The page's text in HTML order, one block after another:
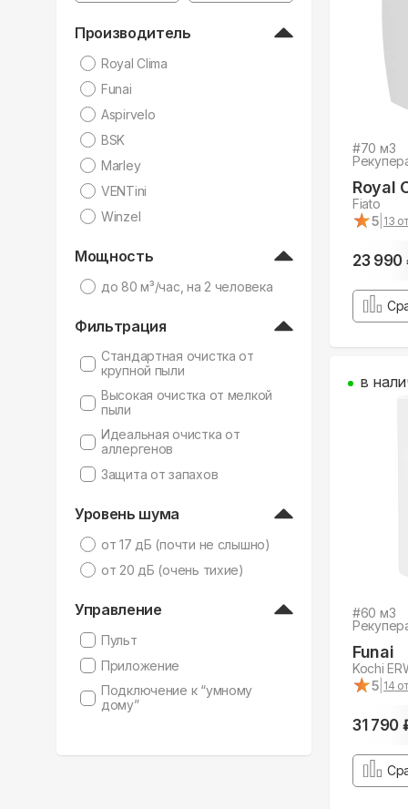
Производитель
Royal Clima
Funai
Aspirvelo
BSK
Marley
VENTini
Winzel
Мощность
дo 80 м³/час, на 2 человека
Фильтрация
Стандартная очистка от
крупной пыли
Высокая очистка от мелкой
пыли
Идеальная очистка от
аллергенов
Защита от запахов
Уровень шума
от 17 дБ (почти не слышно)
от 20 дБ (очень тихие)
Управление
Пульт
Приложение
Подключение к “умному
дому”
#70 м3
Royal
Fiato
★
★5 13
23 990
#60 м3
Funai
Kochi
★
★5 14
31 790
в